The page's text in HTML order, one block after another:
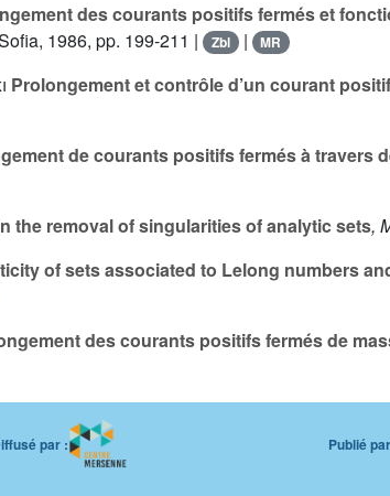
des courants positifs fermés et
1986, pp. 199-211 |
Zbl | MR
Prolongement et contrôle d’un courant
de courants positifs fermés à travers
the removal of singularities of analytic sets,
of sets associated to Lelong numbers
des courants positifs fermés de
par : Publié